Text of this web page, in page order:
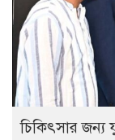
চিকিৎসার জন্য